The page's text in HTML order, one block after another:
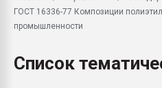
ГОСТ 16336-77 Композиции
промышленности
Список